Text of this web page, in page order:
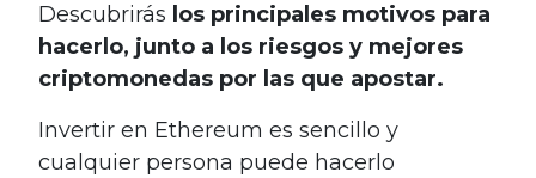
Descubrirás los principales motivos para
hacerlo, junto a los riesgos y mejores
criptomonedas por las que apostar.
Invertir en Ethereum es sencillo y
cualquier persona puede hacerlo